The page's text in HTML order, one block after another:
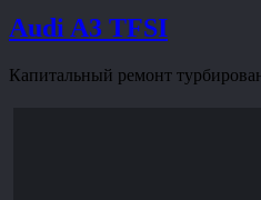
Audi A3 TFSI
Капитальный ремонт